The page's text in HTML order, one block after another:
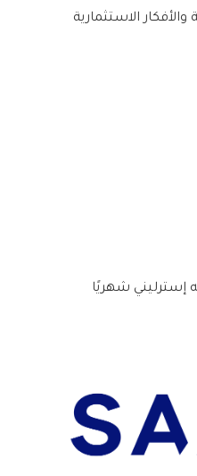
الاستثمارية